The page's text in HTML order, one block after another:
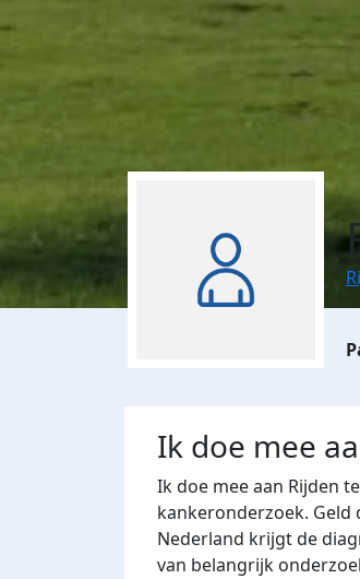
Ik doe mee
Ik doe mee aan Rijden
kankeronderzoek. Geld
Nederland krijgt de
van belangrijk